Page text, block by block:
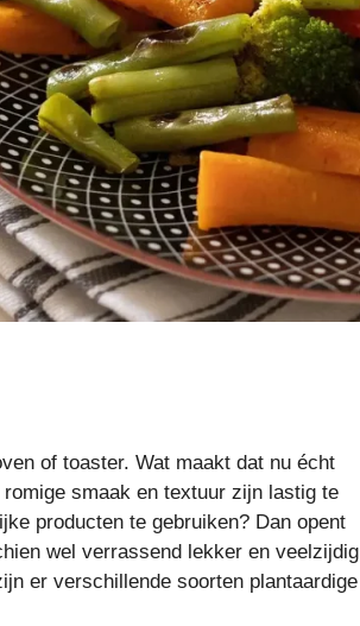
of toaster. Wat maakt dat nu écht
smaak en textuur zijn lastig te
producten te gebruiken? Dan opent
wel verrassend lekker en veelzijdig
er verschillende soorten plantaardige